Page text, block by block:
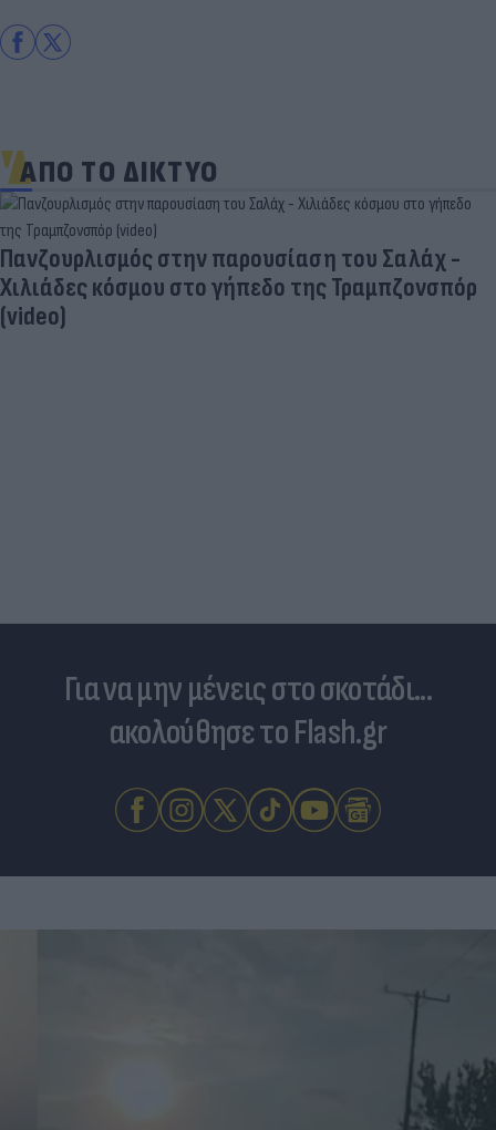
ΑΠΟ ΤΟ ΔΙΚΤΥΟ
Πανζουρλισμός στην παρουσίαση του Σαλάχ -
Χιλιάδες κόσμου στο γήπεδο της Τραμπζονσπόρ
(video)
Για να μην μένεις στο σκοτάδι...
ακολούθησε το Flash.gr